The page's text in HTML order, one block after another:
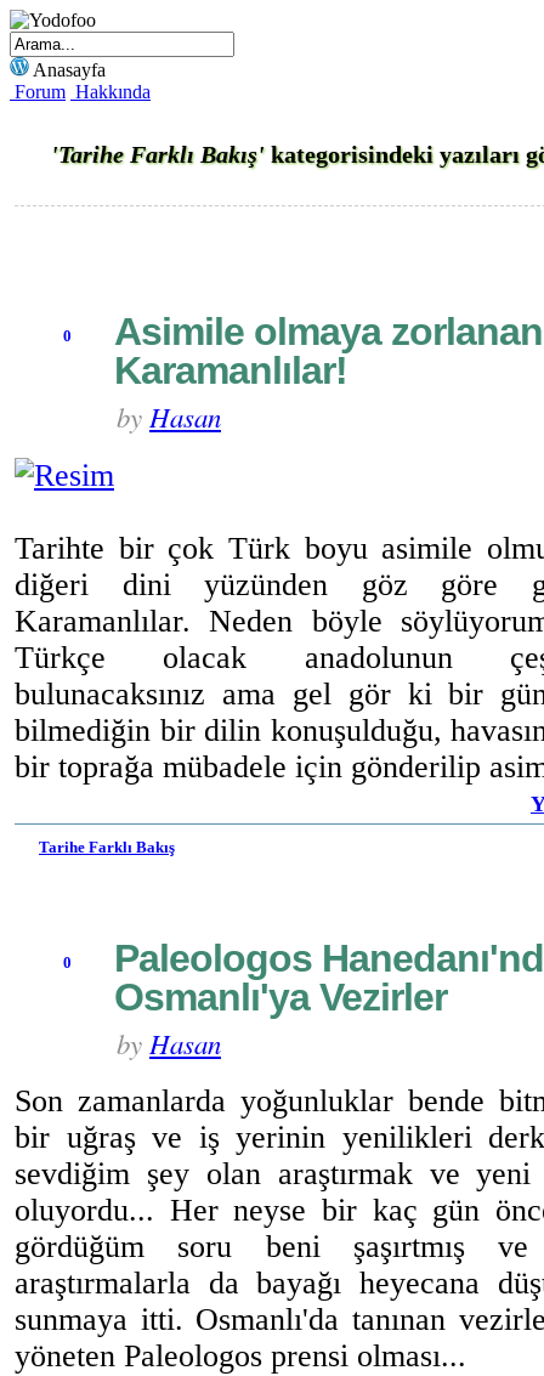
Anasayfa
Forum Hakkında
'Tarihe Farklı Bakış'kategorisindeki yazıları
0
Asimile olmaya
Karamanlılar!
by Hasan
Tarihte bir çok Türk boyu asimile
diğeri dini yüzünden göz göre
Karamanlılar. Neden böyle
Türkçe olacak anadolunun
bulunacaksınız ama gel gör ki bir
bilmediğin bir dilin konuşulduğu,
bir toprağa mübadele için gönderilip
Tarihe Farklı Bakış
0
Paleologos
Osmanlı'ya Vezirler
by Hasan
Son zamanlarda yoğunluklar bende
bir uğraş ve iş yerinin yenilikleri
sevdiğim şey olan araştırmak ve
oluyordu... Her neyse bir kaç gün
gördüğüm soru beni şaşırtmış ve
araştırmalarla da bayağı heyecana
sunmaya itti. Osmanlı'da tanınan
yöneten Paleologos prensi olması...